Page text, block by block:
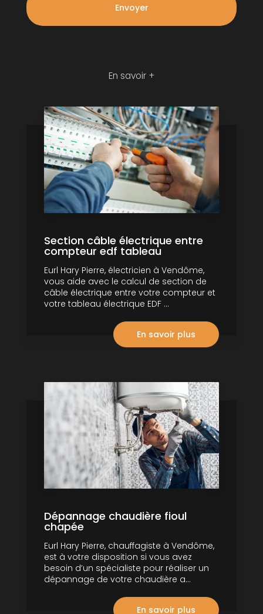
En savoir +
Section câble électrique entre
compteur edf tableau
Eurl Hary Pierre, électricien à Vendôme,
vous aide avec le calcul de section de
câble électrique entre votre compteur et
votre tableau électrique EDF ...
En savoir plus
Dépannage chaudière fioul
chapée
Eurl Hary Pierre, chauffagiste à Vendôme,
est à votre disposition si vous avez
besoin d’un spécialiste pour réaliser un
dépannage de votre chaudière a...
En savoir plus